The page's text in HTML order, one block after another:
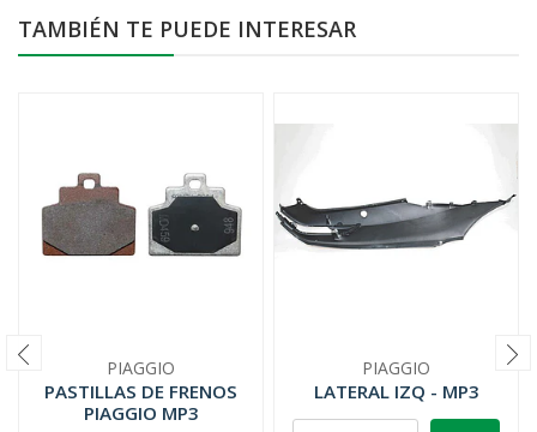
TAMBIÉN TE PUEDE INTERESAR
PIAGGIO
PASTILLAS DE FRENOS
PIAGGIO MP3
PIAGGIO
LATERAL IZQ - MP3